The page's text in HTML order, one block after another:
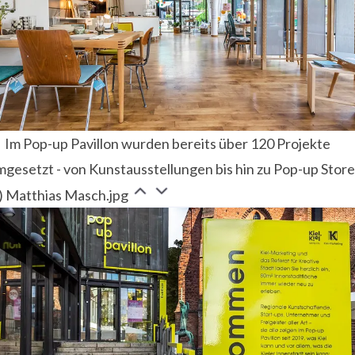
Im Pop-up Pavillon wurden bereits über 120 Projekte
- von Kunstausstellungen bis hin zu Pop-up
Matthias Masch.jpg